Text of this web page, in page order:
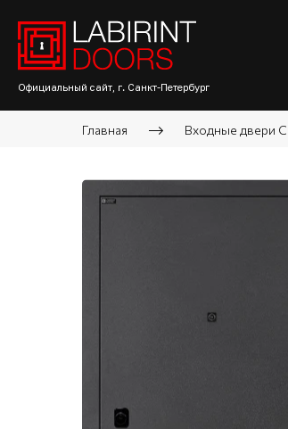
Официальный сайт, г. Санкт-Петербург
Главная Входные двери